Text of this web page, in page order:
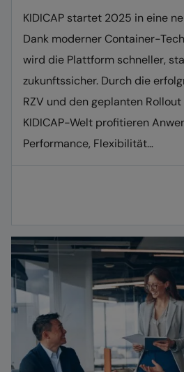
KIDICAP startet 2025 in eine
Dank moderner Container-
wird die Plattform schneller,
zukunftssicher. Durch die
RZV und den geplanten
KIDICAP-Welt profitieren
Performance, Flexibilität…